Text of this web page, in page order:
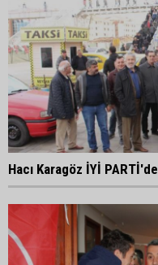
Hacı Karagöz İYİ PARTİ'de